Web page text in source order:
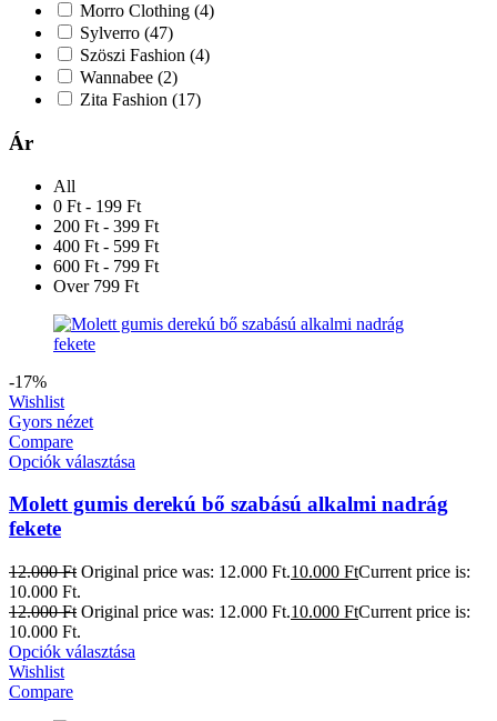
Morro Clothing (4)
Sylverro (47)
Szöszi Fashion (4)
Wannabee (2)
Zita Fashion (17)
Ár
All
0 Ft - 199 Ft
200 Ft - 399 Ft
400 Ft - 599 Ft
600 Ft - 799 Ft
Over 799 Ft
-17%
Wishlist
Gyors nézet
Compare
Opciók választása
Molett gumis derekú bő szabású alkalmi nadrág
fekete
12.000Ft Original price was: 12.000 Ft.10.000 FtCurrent price is:
10.000 Ft.
12.000Ft Original price was: 12.000 Ft.10.000 FtCurrent price is:
10.000 Ft.
Opciók választása
Wishlist
Compare